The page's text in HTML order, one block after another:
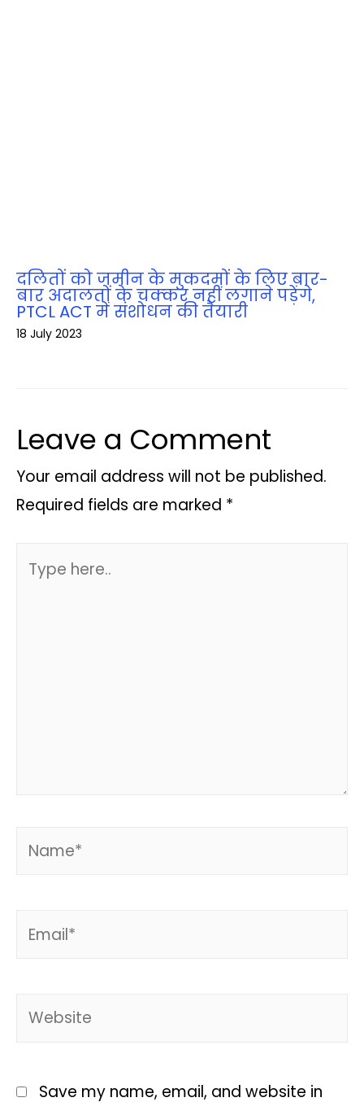
दलितों को जमीन के मुकदमों के लिए बार-
बार अदालतों के चक्‍कर नहीं लगाने पड़ेंगे,
PTCL ACT में संशोधन की तैयारी
18 July 2023
Leave a Comment
Your email address will not be published.
Required fields are marked *
Save my name, email, and website in